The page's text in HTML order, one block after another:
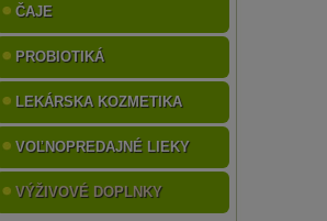
ČAJE
PROBIOTIKÁ
LEKÁRSKA KOZMETIKA
VOĽNOPREDAJNÉ LIEKY
VÝŽIVOVÉ DOPLNKY